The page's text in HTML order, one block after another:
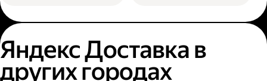
Яндекс Доставка в
других городах